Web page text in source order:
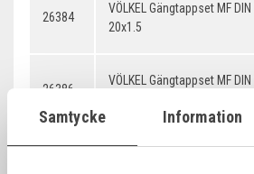
Samtycke Information
26384
VÖLKEL Gängtappset MF
20x1.5
26386
VÖLKEL Gängtappset MF